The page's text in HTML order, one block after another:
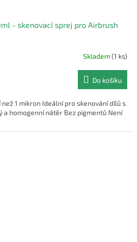
- skenovací sprej pro Airbrush
Skladem(1 ks)
Do košíku
1 mikron Ideální pro skenování dílů s
a homogenní nátěr Bez pigmentů Není